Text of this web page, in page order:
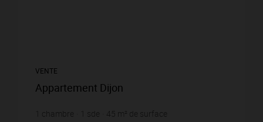
VENTE
Appartement Dijon
chambre sde 45 m² de surface